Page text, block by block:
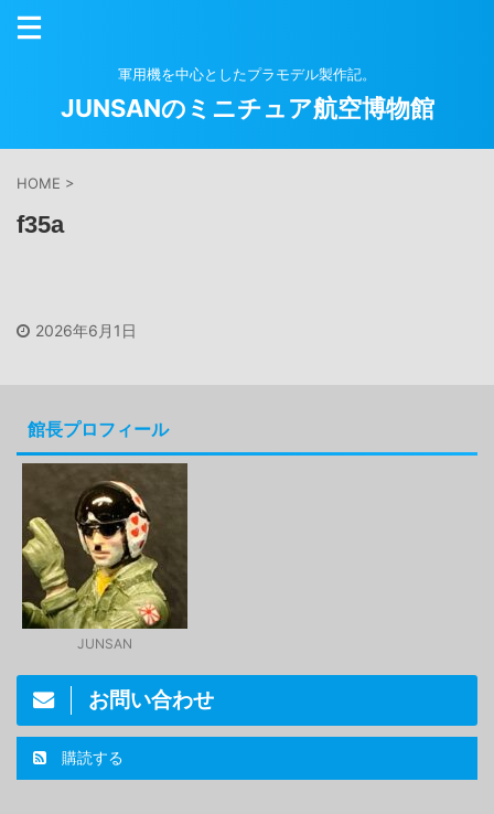
軍用機を中心としたプラモデル製作記。
JUNSANのミニチュア航空博物館
HOME >
f35a
2026年6月1日
館長プロフィール
JUNSAN
お問い合わせ
購読する